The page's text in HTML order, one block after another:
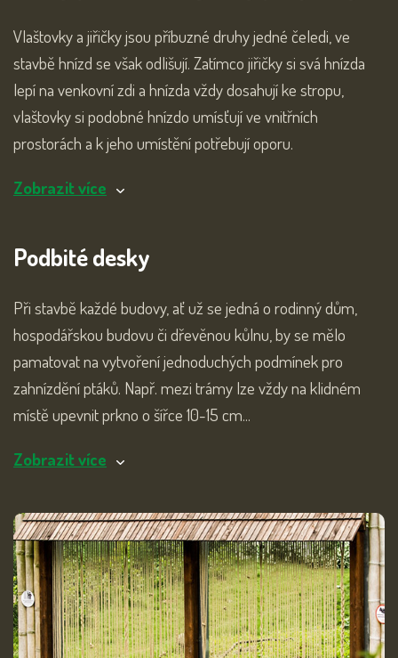
Vlaštovky a jiřičky jsou příbuzné druhy jedné čeledi, ve
stavbě hnízd se však odlišují. Zatímco jiřičky si svá hnízda
lepí na venkovní zdi a hnízda vždy dosahují ke stropu,
vlaštovky si podobné hnízdo umísťují ve vnitřních
prostorách a k jeho umístění potřebují oporu.
Zobrazit více
Podbité desky
Při stavbě každé budovy, ať už se jedná o rodinný dům,
hospodářskou budovu či dřevěnou kůlnu, by se mělo
pamatovat na vytvoření jednoduchých podmínek pro
zahnízdění ptáků. Např. mezi trámy lze vždy na klidném
místě upevnit prkno o šířce 10-15 cm...
Zobrazit více